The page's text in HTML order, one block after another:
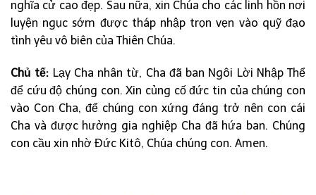
nghĩa cử cao đẹp. Sau nữa, xin Chúa cho các linh hồn nơi
luyện ngục sớm được tháp nhập trọn vẹn vào quỹ đạo
tình yêu vô biên của Thiên Chúa.
Chủ tế: Lạy Cha nhân từ, Cha đã ban Ngôi Lời Nhập Thể
để cứu độ chúng con. Xin củng cố đức tin của chúng con
vào Con Cha, để chúng con xứng đáng trở nên con cái
Cha và được hưởng gia nghiệp Cha đã hứa ban. Chúng
con cầu xin nhờ Đức Kitô, Chúa chúng con. Amen.